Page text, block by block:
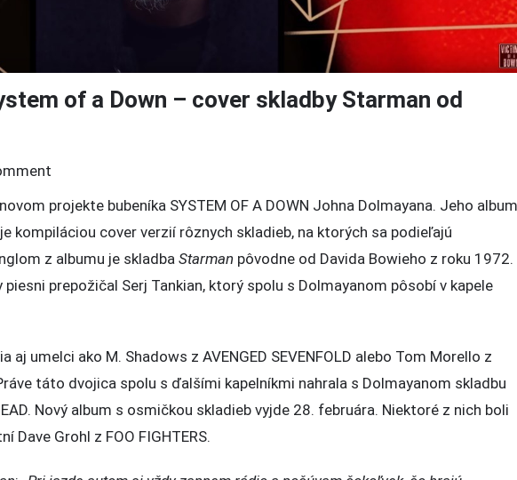
of a Down – cover skladby Starman od
od
členov
System
of
–
cover
skladby
Starman
projekte bubeníka SYSTEM OF A DOWN Johna Dolmayana. Jeho album
kompiláciou cover verzií rôznych skladieb, na ktorých sa podieľajú
z albumu je skladba Starman pôvodne od Davida Bowieho z roku 1972.
prepožičal Serj Tankian, ktorý spolu s Dolmayanom pôsobí v kapele
aj umelci ako M. Shadows z AVENGED SEVENFOLD alebo Tom Morello z
táto dvojica spolu s ďalšími kapelníkmi nahrala s Dolmayanom skladbu
Nový album s osmičkou skladieb vyjde 28. februára. Niektoré z nich boli
Dave Grohl z FOO FIGHTERS.